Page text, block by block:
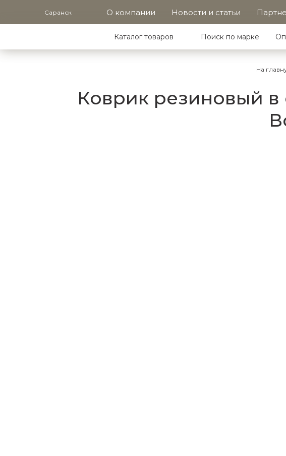
Саранск О компании Новости и статьи
Каталог товаров Поиск по марке
На
Коврик резиновый в